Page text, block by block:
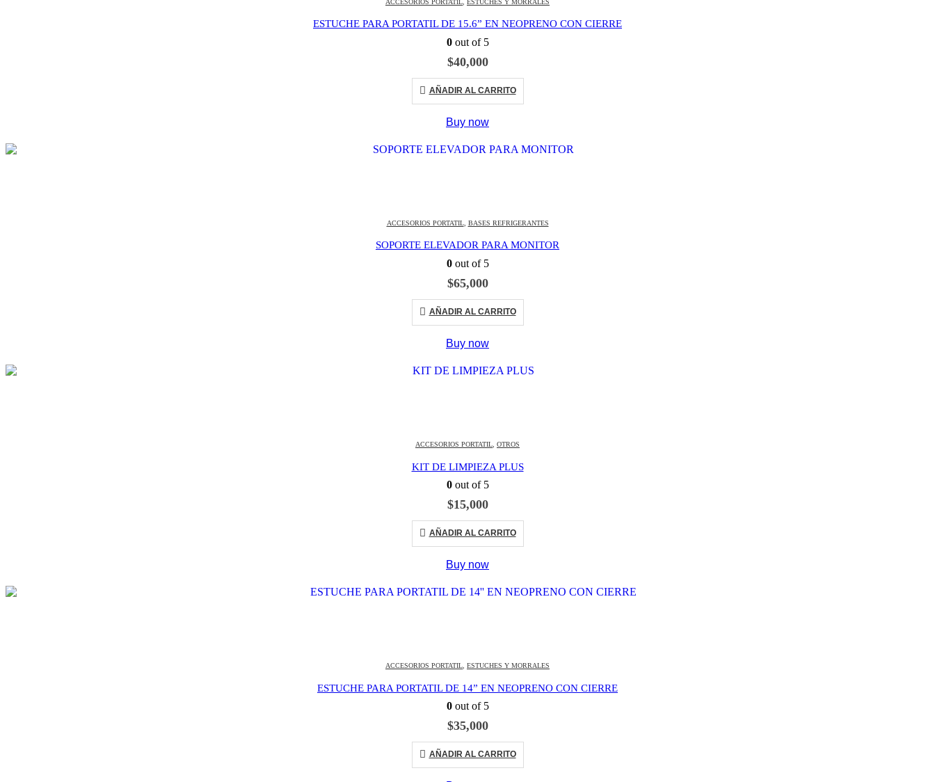
ACCESORIOS PORTATIL ESTUCHES Y MORRALES
ESTUCHE PARA PORTATIL DE 15.6” EN NEOPRENO CON CIERRE
0out of 5
$40,000
AÑADIR AL CARRITO
Buy now
ACCESORIOS PORTATIL, BASES REFRIGERANTES
SOPORTE ELEVADOR PARA MONITOR
0out of 5
$65,000
AÑADIR AL CARRITO
Buy now
ACCESORIOS PORTATIL OTROS
KIT DE LIMPIEZA PLUS
0out of 5
$15,000
AÑADIR AL CARRITO
Buy now
ACCESORIOS PORTATIL ESTUCHES Y MORRALES
ESTUCHE PARA PORTATIL DE 14” EN NEOPRENO CON CIERRE
0out of 5
$35,000
AÑADIR AL CARRITO